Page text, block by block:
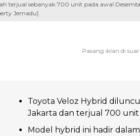
terjual sebanyak 700 unit pada awal
Jemadu]
Toyota Veloz Hybrid
Jakarta dan terjual 700 unit
Model hybrid ini hadir